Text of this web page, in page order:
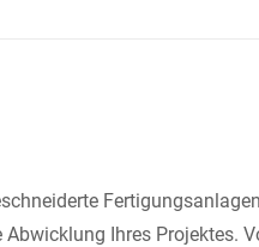
Ihres Projektes.